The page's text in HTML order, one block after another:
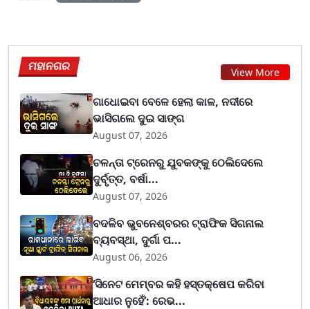
ମହାନଗର View More
ଗାଧୋଇବା ବେଳେ ହେଲା କାଳ, ନଦୀରେ
ଭାସିଗଲେ ଦୁଇ ସାଙ୍ଗ
August 07, 2026
ଚଳନ୍ତା ଟ୍ରେନରୁ ଯୁବକଙ୍କୁ ଠେଲିଦେଲେ
ଦୁର୍ବୃତ୍ତ, ବର୍ଷା...
August 07, 2026
ବଦଳିବ ଭୁବନେଶ୍ବରର ଟ୍ରାଫିକ ସିଗନାଲ
ବ୍ୟବସ୍ଥା, ଦୁର୍ଗା ପ...
August 06, 2026
‘ସିନେଟ ମେମ୍ବର କହି ହସ୍ତକ୍ଷେପ କରିବା
ଆଧାର ନୁହେଁ’: ରେଭ...